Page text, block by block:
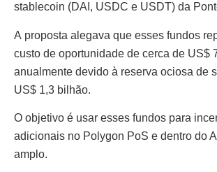
stablecoin (DAI, USDC e USDT) da
A proposta alegava que esses fundos
custo de oportunidade de cerca de US$
anualmente devido à reserva ociosa de
US$ 1,3 bilhão.
O objetivo é usar esses fundos para
adicionais no Polygon PoS e dentro do
amplo.